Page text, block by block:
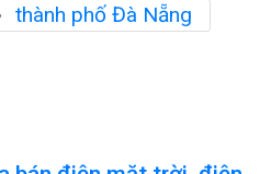
thành phố Đà Nẵng